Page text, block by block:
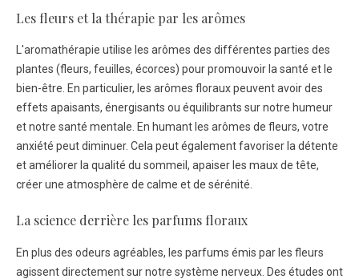
Les fleurs et la thérapie par les arômes
L'aromathérapie utilise les arômes des différentes parties des
plantes (fleurs, feuilles, écorces) pour promouvoir la santé et le
bien-être. En particulier, les arômes floraux peuvent avoir des
effets apaisants, énergisants ou équilibrants sur notre humeur
et notre santé mentale. En humant les arômes de fleurs, votre
anxiété peut diminuer. Cela peut également favoriser la détente
et améliorer la qualité du sommeil, apaiser les maux de tête,
créer une atmosphère de calme et de sérénité.
La science derrière les parfums floraux
En plus des odeurs agréables, les parfums émis par les fleurs
agissent directement sur notre système nerveux. Des études ont